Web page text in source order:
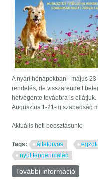
A nyári hónapokban - május
rendelés, de visszarendelt
hétvégente továbbra is ellátjuk.
Augusztus 1-21-ig szabadság
Aktuális heti beosztásunk:
Tags: állatorvos
nyúl tengerimalac
További információ